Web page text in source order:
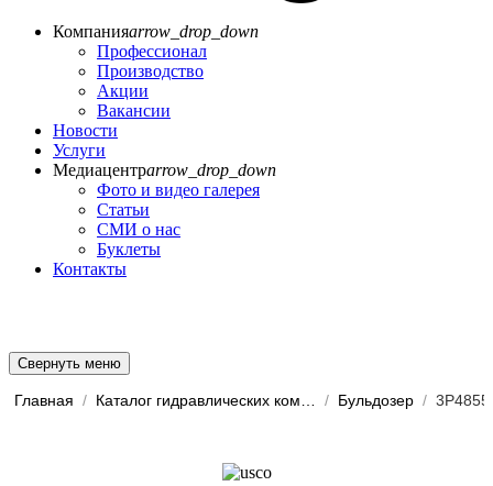
Компанияarrow_drop_down
Профессионал
Производство
Акции
Вакансии
Новости
Услуги
Медиацентрarrow_drop_down
Фото и видео галерея
Статьи
СМИ о нас
Буклеты
Контакты
Свернуть меню
Главная / / Бульдозер / 3P4855